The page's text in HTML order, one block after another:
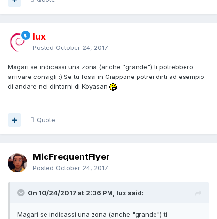
lux
Posted October 24, 2017
Magari se indicassi una zona (anche "grande") ti potrebbero
arrivare consigli :) Se tu fossi in Giappone potrei dirti ad esempio
di andare nei dintorni di Koyasan
Quote
MicFrequentFlyer
Posted October 24, 2017
On 10/24/2017 at 2:06 PM, lux said:
Magari se indicassi una zona (anche "grande") ti